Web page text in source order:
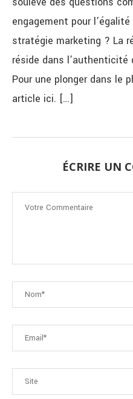
engagement pour
stratégie marketing ? La
réside dans l’authenticité
Pour une plonger dans le
article ici. […]
ÉCRIRE UN